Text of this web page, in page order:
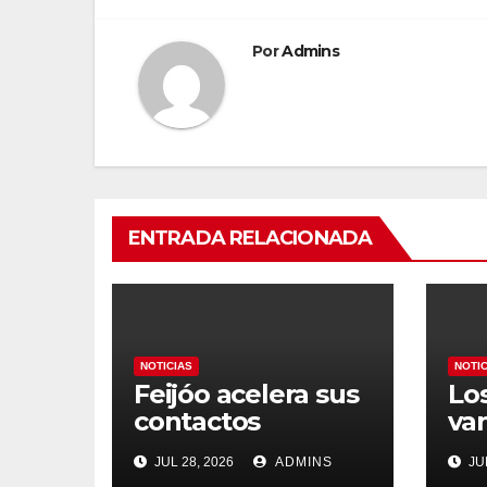
PorAdmins
ENTRADA RELACIONADA
NOTICIAS
Feijóo acelera sus
contactos
internacionales
con Latinoamérica
JUL 28, 2026 ADMINS